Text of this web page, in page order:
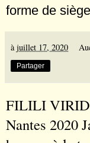
forme de
à juillet 17, 2020
Partager
FILILI
Nantes 2020